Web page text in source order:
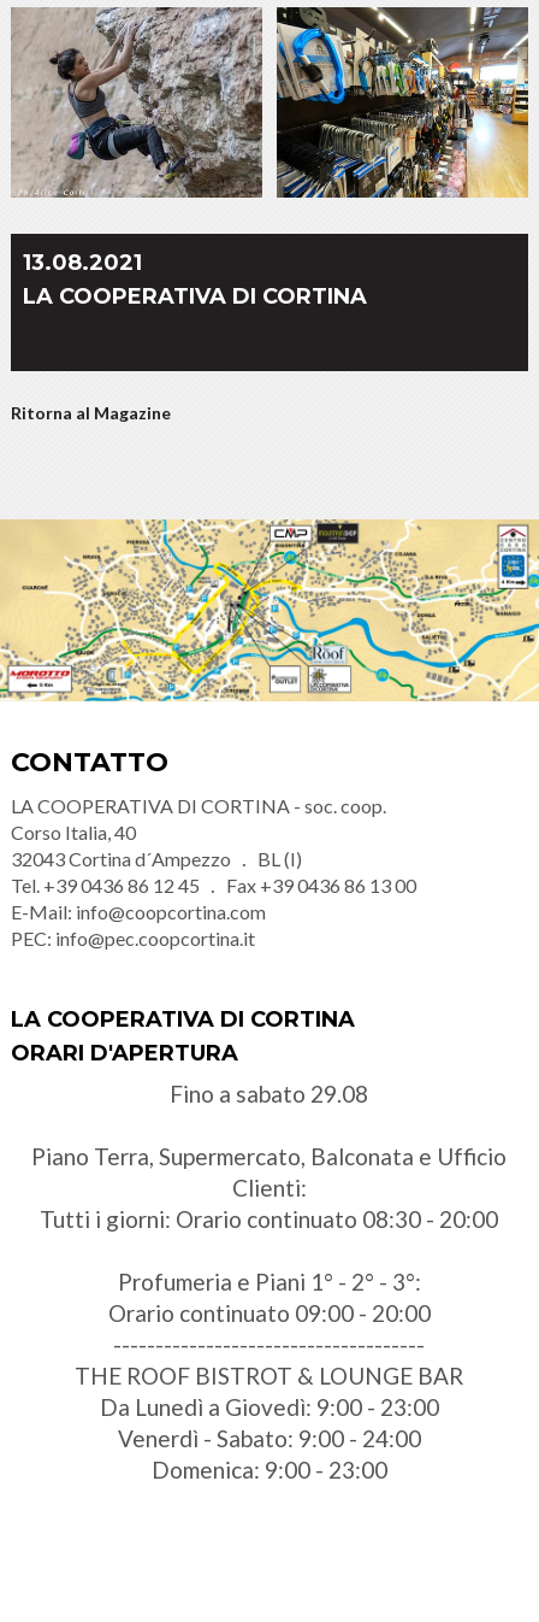
13.08.2021
LA COOPERATIVA DI CORTINA
Ritorna al Magazine
CONTATTO
LA COOPERATIVA DI CORTINA - soc. coop.
Corso Italia, 40
32043Cortina d´Ampezzo
BL (I)
Tel. +39 0436 86 12 45 Fax +39 0436 86 13 00
E-Mail: info@coopcortina.com
PEC: info@pec.coopcortina.it
LA COOPERATIVA DI CORTINA
ORARI D'APERTURA
Fino a sabato 29.08
Piano Terra, Supermercato, Balconata e Ufficio
Clienti:
Tutti i giorni: Orario continuato 08:30 - 20:00
Profumeria e Piani 1° - 2° - 3°:
Orario continuato 09:00 - 20:00
-------------------------------------
THE ROOF BISTROT & LOUNGE BAR
Da Lunedì a Giovedì: 9:00 - 23:00
Venerdì - Sabato: 9:00 - 24:00
Domenica: 9:00 - 23:00